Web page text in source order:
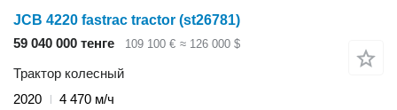
JCB 4220 fastrac tractor (st26781)
59 040 000 тенге
109 100 € ≈ 126 000 $
Трактор колесный
2020
4 470 м/ч